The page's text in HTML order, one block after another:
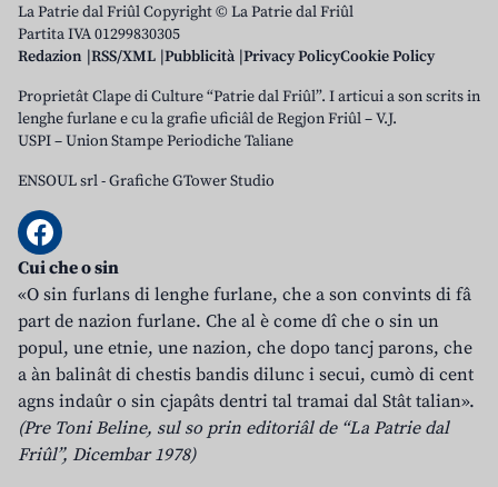
La Patrie dal Friûl Copyright © La Patrie dal Friûl
Partita IVA 01299830305
Redazion RSS/XML Pubblicità Privacy PolicyCookie Policy
Proprietât Clape di Culture “Patrie dal Friûl”. I articui a son scrits in
lenghe furlane e cu la grafie uficiâl de Regjon Friûl – V.J.
USPI – Union Stampe Periodiche Taliane
ENSOUL srl-Grafiche GTower Studio
Cui che o sin
«O sin furlans di lenghe furlane, che a son convints di fâ
part de nazion furlane. Che al è come dî che o sin un
popul, une etnie, une nazion, che dopo tancj parons, che
a àn balinât di chestis bandis dilunc i secui, cumò di cent
agns indaûr o sin cjapâts dentri tal tramai dal Stât talian».
(Pre Toni Beline, sul so prin editoriâl de “La Patrie dal
Friûl”, Dicembar 1978)